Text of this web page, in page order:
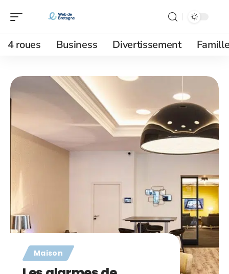
4 roues Business Divertissement
Maison